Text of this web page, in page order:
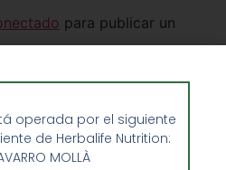
para publicar un
operada por el siguiente
de Herbalife Nutrition:
MOLLÀ